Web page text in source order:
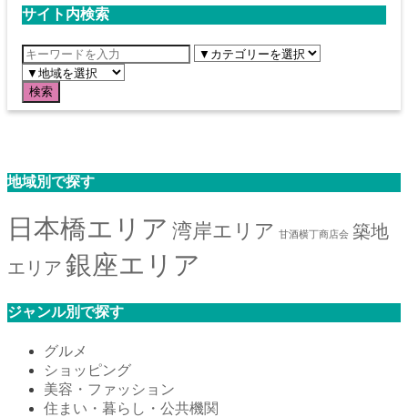
サイト内検索
地域別で探す
日本橋エリア 湾岸エリア 甘酒横丁商店会 築地
エリア 銀座エリア
ジャンル別で探す
グルメ
ショッピング
美容・ファッション
住まい・暮らし・公共機関